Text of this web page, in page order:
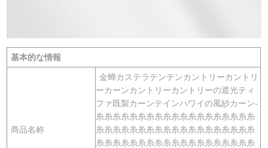
基本的な情報
商品名称
金蝉カステラテンテンカントリーカントリ
ーカーンカントリーカントリーの遮光ティ
ファ既製カーンテインハワイの風紗カーン-
糸糸糸糸糸糸糸糸糸糸糸糸糸糸糸糸糸糸糸
糸糸糸糸糸糸糸糸糸糸糸糸糸糸糸糸糸糸糸
糸糸糸糸糸糸糸糸糸糸糸糸糸糸糸糸糸糸糸